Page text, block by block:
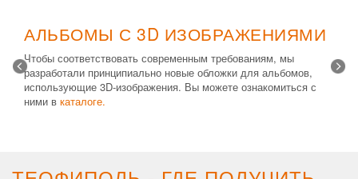
АЛЬБОМЫ С 3D ИЗОБРАЖЕНИЯМИ
Чтобы соответствовать современным требованиям, мы
разработали принципиально новые обложки для альбомов,
использующие 3D-изображения. Вы можете ознакомиться с
ними в каталоге.